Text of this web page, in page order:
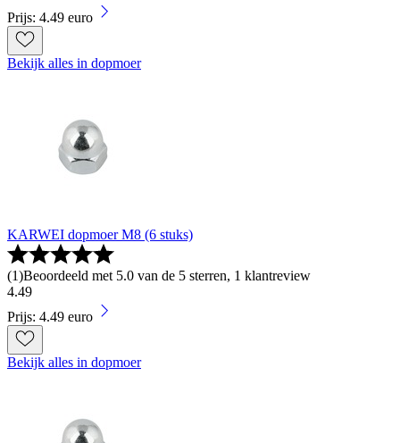
Prijs: 4.49 euro
Bekijk alles in dopmoer
KARWEI dopmoer M8 (6 stuks)
(1)Beoordeeld met 5.0 van de 5 sterren, 1 klantreview
4.49
Prijs: 4.49 euro
Bekijk alles in dopmoer